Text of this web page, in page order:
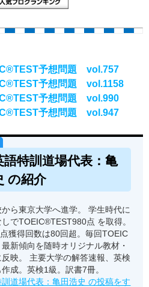
予想問題 vol.757
予想問題 vol.1158
予想問題 vol.990
予想問題 vol.947
語特訓道場代表：亀
の紹介
ら東京大学へ進学。 学生時代に
でTOEIC®TEST980点 を取得。
獲得回数は80回超。毎回TOEIC
新傾向を随時オリジナル教材・
反映。 主要大学の解答速報、英検
成。英検1級。訳書7冊。
道場代表：亀田浩史 の投稿をす